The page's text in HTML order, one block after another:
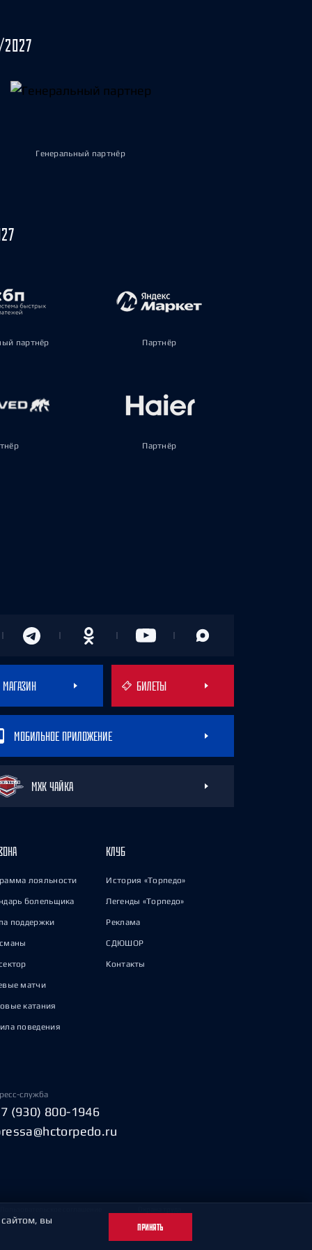
Генеральный партнёр
партнёр Партнёр
Партнёр
МАГАЗИН БИЛЕТЫ
МОБИЛЬНОЕ ПРИЛОЖЕНИЕ
МХК ЧАЙКА
лояльности
болельщика
поддержки
матчи
катания
поведения
КЛУБ
История «Торпедо»
Легенды «Торпедо»
Реклама
СДЮШОР
Контакты
служба
(930) 800-1946
сайтом, вы
ПРИНЯТЬ